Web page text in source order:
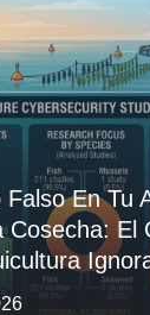
Falso En Tu
Cosecha: El